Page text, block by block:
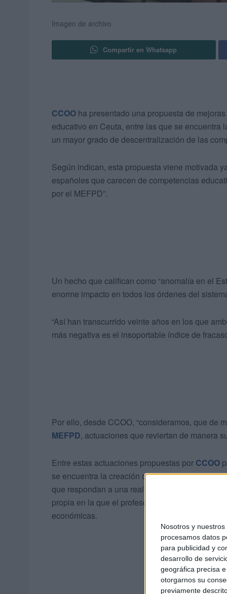
Nosotros y nuestros
procesamos datos
para publicidad y
desarrollo de
geográfica precisa
otorgarnos su
previamente
Imagen de archivo
Compartir en Whatsapp
CCOO ha presentado una propuesta de
educativo en Ceuta, entre las que se encuentra
un mayor grado de descentralización de las
Según indican, esta propuesta viene motivada
españoles que carecen de competencias
por el MEFPD”.
Un hecho que califican como “anomalía en el
enorme impacto en todos los órdenes del
“Así han transcurrido veinte años en los que
más negativa es el insoportable índice de
Por ello, desde CCOO, “consideramos, que de
MEFPD, actuaciones que reviertan de manera
Entre estas actuaciones propuestas por CCOO
se encuentra la creación delConsejo Escolar
que respondan a una realidad muy singular, así
propia en la que el profesorado puede negociar
económicas.